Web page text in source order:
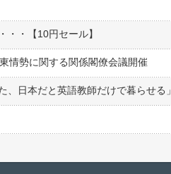
・・【10円セール】
勢に関する関係閣僚会議開催
日本だと英語教師だけで暮らせる」